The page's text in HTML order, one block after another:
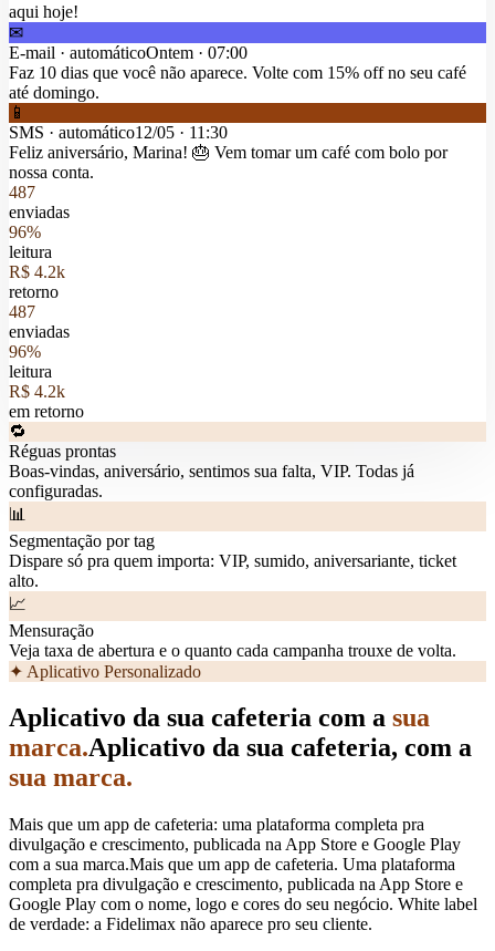
aqui hoje!
✉
E-mail · automáticoOntem · 07:00
Faz 10 dias que você não aparece. Volte com 15% off no seu café
até domingo.
📱
SMS · automático12/05 · 11:30
Feliz aniversário, Marina! 🎂 Vem tomar um café com bolo por
nossa conta.
487
enviadas
96%
leitura
R$ 4.2k
retorno
487
enviadas
96%
leitura
R$ 4.2k
em retorno
🔁
Réguas prontas
Boas-vindas, aniversário, sentimos sua falta, VIP. Todas já
configuradas.
📊
Segmentação por tag
Dispare só pra quem importa: VIP, sumido, aniversariante, ticket
alto.
📈
Mensuração
Veja taxa de abertura e o quanto cada campanha trouxe de volta.
✦ Aplicativo Personalizado
Aplicativo da sua cafeteria com a sua
marca.Aplicativo da sua cafeteria, com a
sua marca.
Mais que um app de cafeteria: uma plataforma completa pra
divulgação e crescimento, publicada na App Store e Google Play
com a sua marca.Mais que um app de cafeteria. Uma plataforma
completa pra divulgação e crescimento, publicada na App Store e
Google Play com o nome, logo e cores do seu negócio. White label
de verdade: a Fidelimax não aparece pro seu cliente.